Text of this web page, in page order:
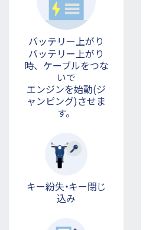
バッテリー上がり
バッテリー上がり
時、ケーブルをつな
いで
エンジンを始動(ジ
ャンピング)させま
す。
キー紛失・キー閉じ
込み